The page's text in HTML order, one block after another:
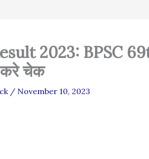
2023: BPSC
करे चेक
/ November 10, 2023